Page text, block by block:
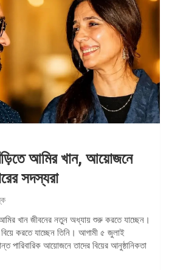
আমির খান, আয়োজনে
সদস্যরা
খান জীবনের নতুন অধ্যায় শুরু করতে যাচ্ছেন।
বিয়ে করতে যাচ্ছেন তিনি। আগামী ৫ জুলাই
পারিবারিক আয়োজনে তাদের বিয়ের আনুষ্ঠানিকতা